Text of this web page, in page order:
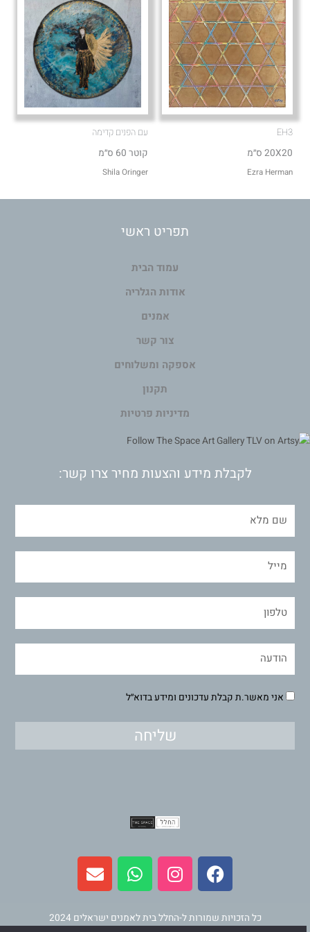
EH3
20X20 ס״מ
Ezra Herman
עם הפנים קדימה
קוטר 60 ס״מ
Shila Oringer
תפריט ראשי
עמוד הבית
אודות הגלריה
אמנים
צור קשר
אספקה ומשלוחים
תקנון
מדיניות פרטיות
לקבלת מידע והצעות מחיר צרו קשר:
אני מאשר.ת קבלת עדכונים ומידע בדוא״ל
שליחה
F
a
c
b
I
n
s
a
W
h
a
s
E
n
v
l
כל הזכויות שמורות ל-החלל בית לאמנים ישראלים 2024